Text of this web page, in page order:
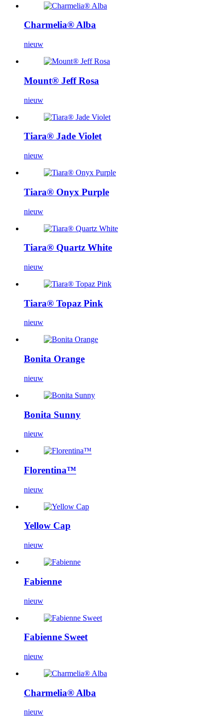
Charmelia® Alba
nieuw
Mount® Jeff Rosa
nieuw
Tiara® Jade Violet
nieuw
Tiara® Onyx Purple
nieuw
Tiara® Quartz White
nieuw
Tiara® Topaz Pink
nieuw
Bonita Orange
nieuw
Bonita Sunny
nieuw
Florentina™
nieuw
Yellow Cap
nieuw
Fabienne
nieuw
Fabienne Sweet
nieuw
Charmelia® Alba
nieuw